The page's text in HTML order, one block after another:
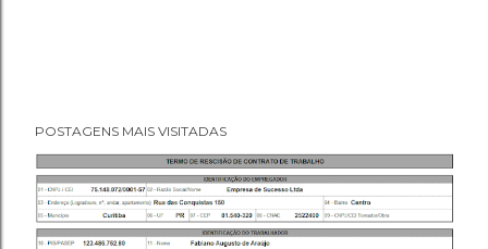
POSTAGENS MAIS VISITADAS